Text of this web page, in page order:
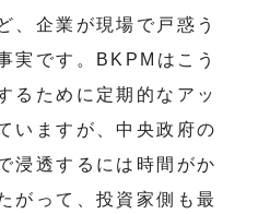
、企業が現場で戸惑う
実です。BKPMはこう
るために定期的なアッ
いますが、中央政府の
浸透するには時間がか
がって、投資家側も最